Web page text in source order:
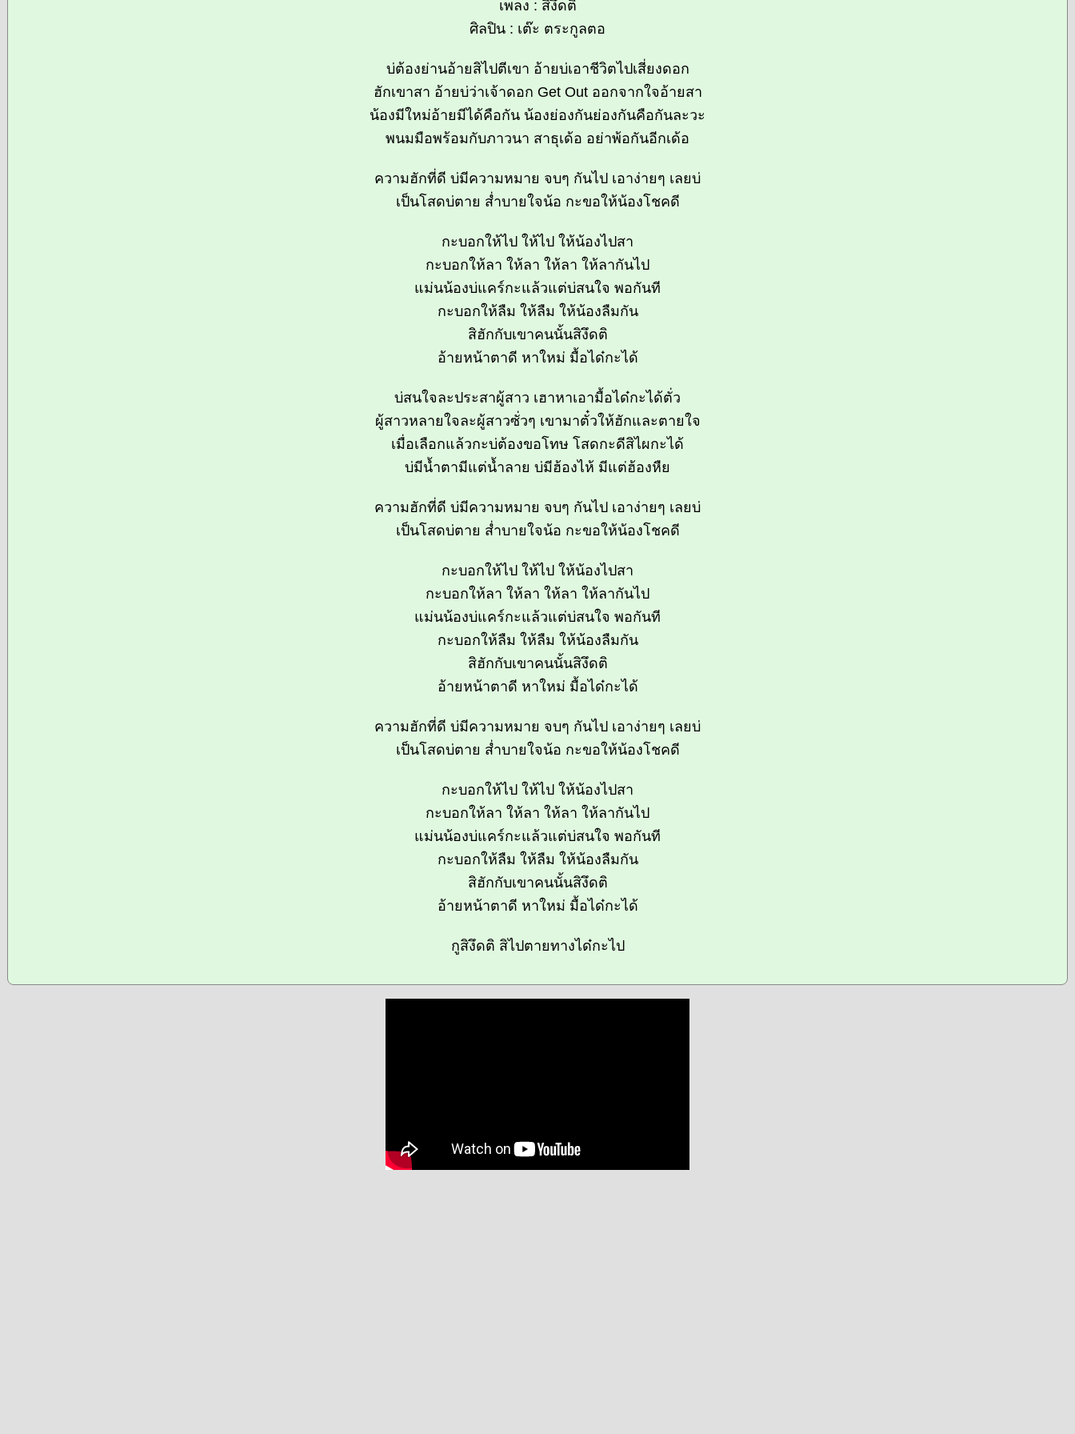
เพลง : สิงึดติ
ศิลปิน : เต๊ะ ตระกูลตอ
บ่ต้องย่านอ้ายสิไปตีเขา อ้ายบ่เอาชีวิตไปเสี่ยงดอก
ฮักเขาสา อ้ายบ่ว่าเจ้าดอก Get Out ออกจากใจอ้ายสา
น้องมีใหม่อ้ายมีได้คือกัน น้องย่องกันย่องกันคือกันละวะ
พนมมือพร้อมกับภาวนา สาธุเด้อ อย่าพ้อกันอีกเด้อ
ความฮักที่ดี บ่มีความหมาย จบๆ กันไป เอาง่ายๆ เลยบ่
เป็นโสดบ่ตาย ส่ำบายใจน้อ กะขอให้น้องโชคดี
กะบอกให้ไป ให้ไป ให้น้องไปสา
กะบอกให้ลา ให้ลา ให้ลา ให้ลากันไป
แม่นน้องบ่แคร์กะแล้วแต่บ่สนใจ พอกันที
กะบอกให้ลืม ให้ลืม ให้น้องลืมกัน
สิฮักกับเขาคนนั้นสิงึดติ
อ้ายหน้าตาดี หาใหม่ มื้อได๋กะได้
บ่สนใจละประสาผู้สาว เฮาหาเอามื้อได๋กะได้ตั่ว
ผู้สาวหลายใจละผู้สาวซั่วๆ เขามาตั๋วให้ฮักและตายใจ
เมื่อเลือกแล้วกะบ่ต้องขอโทษ โสดกะดีสิไผกะได้
บ่มีน้ำตามีแต่น้ำลาย บ่มีฮ้องไห้ มีแต่ฮ้องหืย
ความฮักที่ดี บ่มีความหมาย จบๆ กันไป เอาง่ายๆ เลยบ่
เป็นโสดบ่ตาย ส่ำบายใจน้อ กะขอให้น้องโชคดี
กะบอกให้ไป ให้ไป ให้น้องไปสา
กะบอกให้ลา ให้ลา ให้ลา ให้ลากันไป
แม่นน้องบ่แคร์กะแล้วแต่บ่สนใจ พอกันที
กะบอกให้ลืม ให้ลืม ให้น้องลืมกัน
สิฮักกับเขาคนนั้นสิงึดติ
อ้ายหน้าตาดี หาใหม่ มื้อได๋กะได้
ความฮักที่ดี บ่มีความหมาย จบๆ กันไป เอาง่ายๆ เลยบ่
เป็นโสดบ่ตาย ส่ำบายใจน้อ กะขอให้น้องโชคดี
กะบอกให้ไป ให้ไป ให้น้องไปสา
กะบอกให้ลา ให้ลา ให้ลา ให้ลากันไป
แม่นน้องบ่แคร์กะแล้วแต่บ่สนใจ พอกันที
กะบอกให้ลืม ให้ลืม ให้น้องลืมกัน
สิฮักกับเขาคนนั้นสิงึดติ
อ้ายหน้าตาดี หาใหม่ มื้อได๋กะได้
กูสิงึดติ สิไปตายทางได๋กะไป